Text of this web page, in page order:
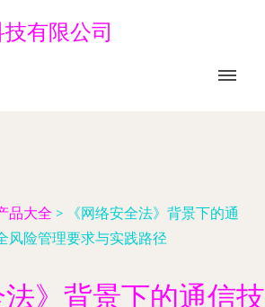
有限公司
品大全 >
《网络安全法》背景下的通
风险管理要求与实践路径
法》背景下的通信技